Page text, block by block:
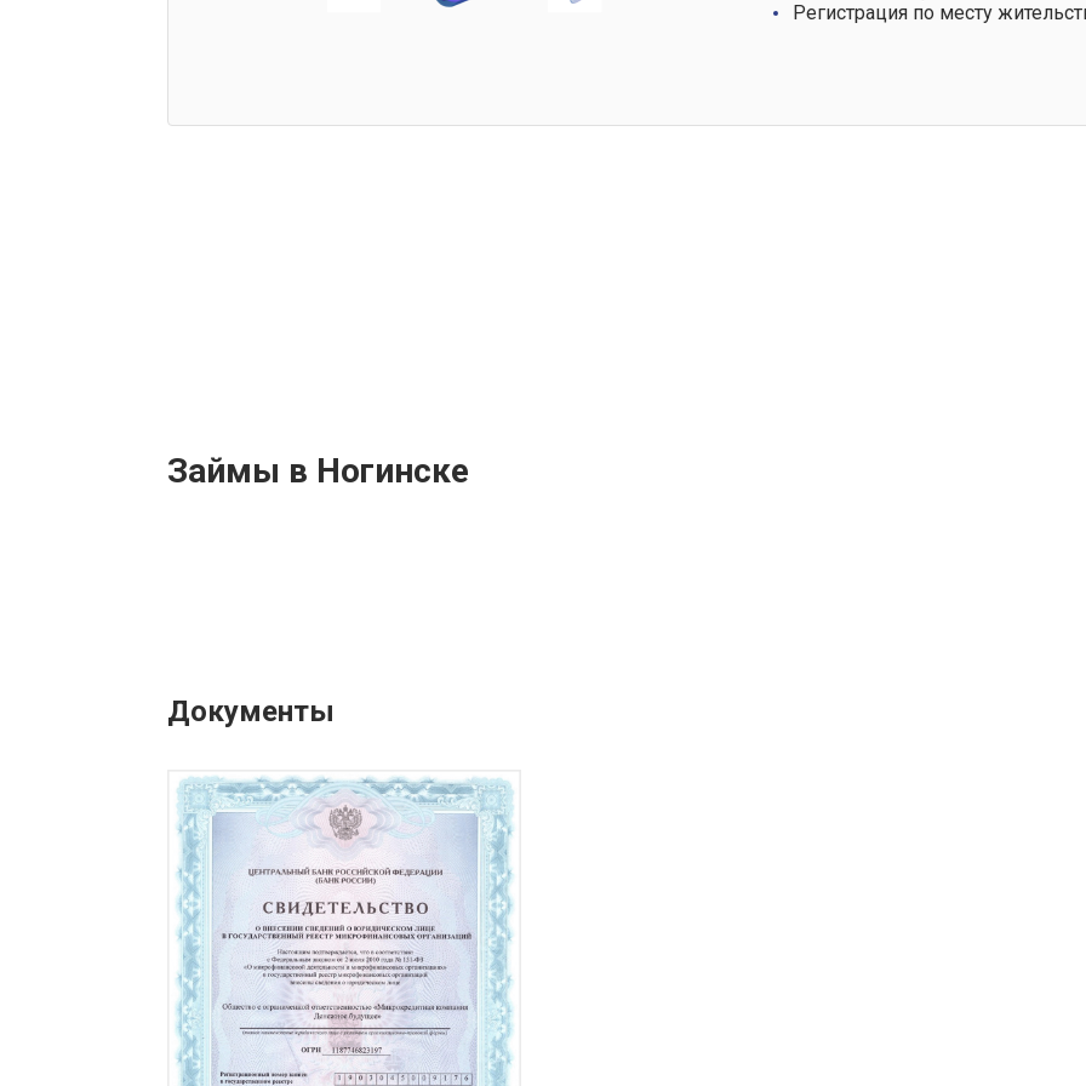
Регистрация по месту
Займы в Ногинске
Документы